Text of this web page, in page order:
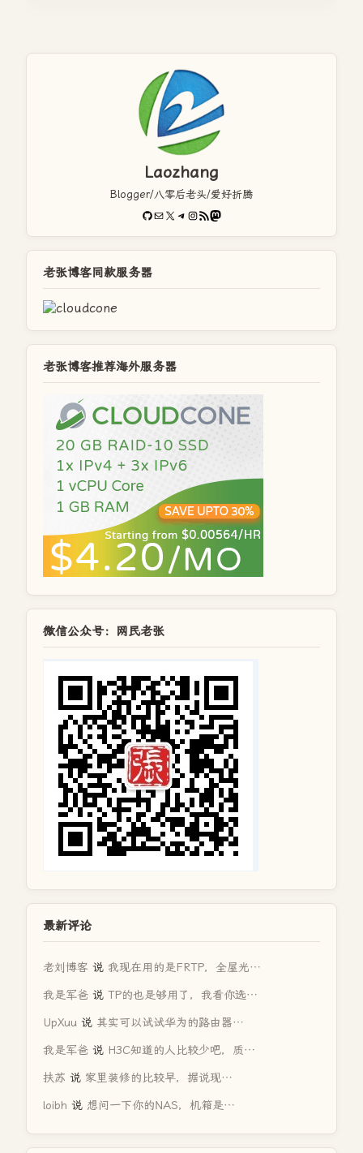
Laozhang
Blogger/八零后老头/爱好折腾
GitHub
电子邮件X Telegram
Instagram
RSS FeedMastodon
老张博客同款服务器
老张博客推荐海外服务器
微信公众号：网民老张
最新评论
老刘博客 说 我现在用的是FRTP，全屋光…
我是军爸 说 TP的也是够用了，我看你选…
UpXuu 说 其实可以试试华为的路由器…
我是军爸 说 H3C知道的人比较少吧，质…
扶苏 说 家里装修的比较早，据说现…
loibh 说 想问一下你的NAS，机箱是…